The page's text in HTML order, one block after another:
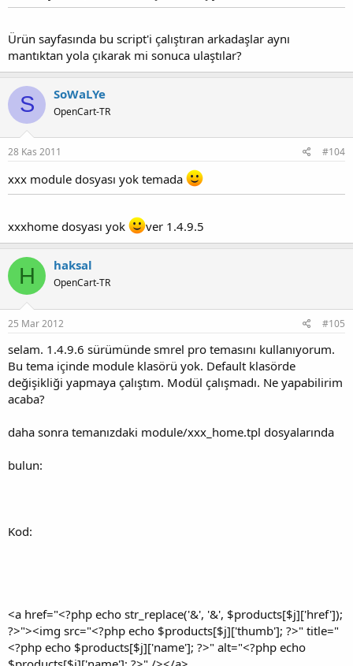
Ürün sayfasında bu script'i çalıştıran arkadaşlar aynı
mantıktan yola çıkarak mi sonuca ulaştılar?
S SoWaLYe
OpenCart-TR
28 Kas 2011 #104
xxx module dosyası yok temada
xxxhome dosyası yok ver 1.4.9.5
H haksal
OpenCart-TR
25 Mar 2012 #105
selam. 1.4.9.6 sürümünde smrel pro temasını kullanıyorum.
Bu tema içinde module klasörü yok. Default klasörde
değişikliği yapmaya çalıştım. Modül çalışmadı. Ne yapabilirim
acaba?
daha sonra temanızdaki module/xxx_home.tpl dosyalarında
bulun:
Kod:
<a href="<?php echo str_replace('&', '&', $products[$j]['href']);
?>"><img src="<?php echo $products[$j]['thumb']; ?>" title="
<?php echo $products[$j]['name']; ?>" alt="<?php echo